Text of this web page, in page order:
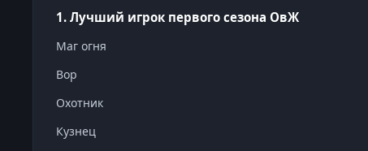
1. Лучший игрок первого сезона ОвЖ
Маг огня
Вор
Охотник
Кузнец